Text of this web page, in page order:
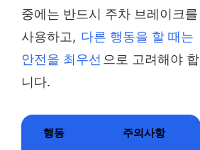
중에는 반드시 주차 브레이크를
사용하고, 다른 행동을 할 때는
안전을 최우선 으로 고려해야 합
니다.
행동 주의사항